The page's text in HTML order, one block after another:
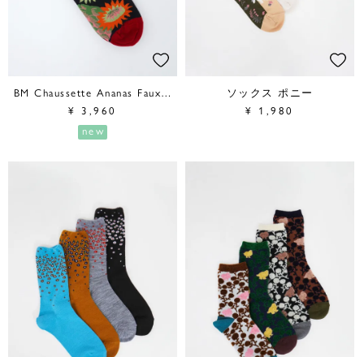
BM Chaussette Ananas Faux Noir
¥
3,960
new
ソックス ポニー
¥
1,980